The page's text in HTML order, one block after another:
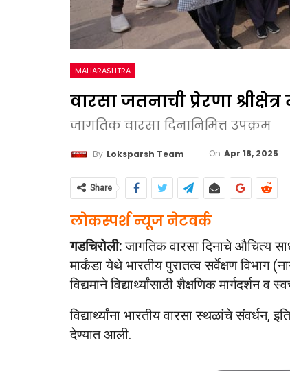
MAHARASHTRA
वारसा जतनाची प्रेरणा
जागतिक वारसा दिनानिमित्त उपक्रम
By Loksparsh Team On Apr 18, 2025
Share
लोकस्पर्श न्यूज नेटवर्क
गडचिरोली:जागतिक वारसा दिनाचे औचित्य
मार्कंडा येथे भारतीय पुरातत्व सर्वेक्षण
विद्यमाने विद्यार्थ्यांसाठी शैक्षणिक
विद्यार्थ्यांना भारतीय वारसा स्थळांचे संवर्धन,
देण्यात आली.